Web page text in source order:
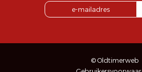
© Oldtimerweb